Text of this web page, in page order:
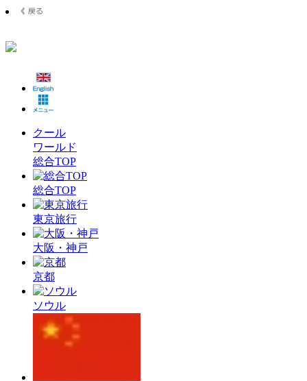
クール
ワールド
総合TOP
総合TOP
東京旅行
大阪・神戸
京都
ソウル